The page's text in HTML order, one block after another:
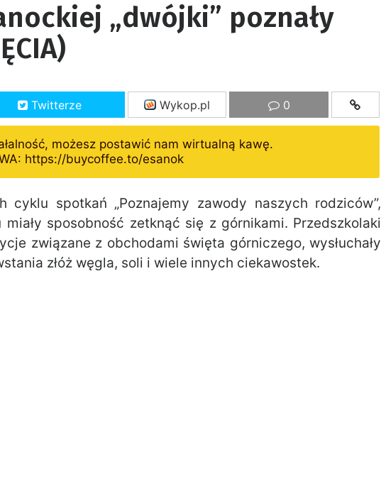
„dwójki” poznały
Twitterze Wykop.pl 0
możesz postawić nam wirtualną kawę.
https://buycoffee.to/esanok
cyklu spotkań „Poznajemy zawody naszych rodziców”,
sposobność zetknąć się z górnikami. Przedszkolaki
związane z obchodami święta górniczego, wysłuchały
złóż węgla, soli i wiele innych ciekawostek.